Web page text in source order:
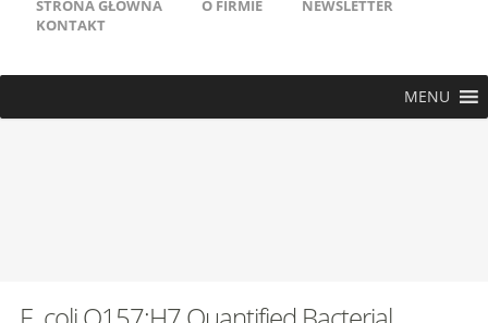
STRONA GŁÓWNA O FIRMIE
NEWSLETTER
KONTAKT
MENU